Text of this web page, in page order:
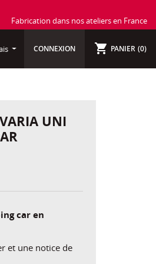
Fabrication dans nos ateliers en France
CONNEXION shopping_cart PANIER (0)
UNI
car en
et une notice de